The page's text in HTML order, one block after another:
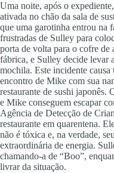
Uma noite, após o
ativada no chão da sala de
que uma garotinha entrou na
frustradas de Sulley para
porta de volta para o cofre de
fábrica, e Sulley decide levar
mochila. Este incidente
encontro de Mike com sua
restaurante de sushi japonês.
e Mike conseguem escapar
Agência de Detecção de
restaurante em quarentena.
não é tóxica e, na verdade,
extraordinária de energia.
chamando-a de “Boo”,
livrar da situação.